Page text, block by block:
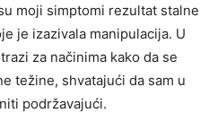
moji simptomi rezultat stalne
je izazivala manipulacija. U
za načinima kako da se
težine, shvatajući da sam u
podržavajući.